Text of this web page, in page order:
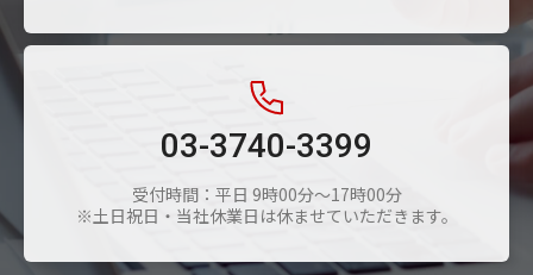
03-3740-3399
受付時間：平日 9時00分～17時00分
※土日祝日・当社休業日は休ませていただきます。